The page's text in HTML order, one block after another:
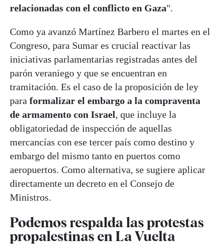
relacionadas con el conflicto en Gaza".
Como ya avanzó Martínez Barbero el martes en el
Congreso, para Sumar es crucial reactivar las
iniciativas parlamentarias registradas antes del
parón veraniego y que se encuentran en
tramitación. Es el caso de la proposición de ley
para formalizar el embargo a la compraventa
de armamento con Israel, que incluye la
obligatoriedad de inspección de aquellas
mercancías con ese tercer país como destino y
embargo del mismo tanto en puertos como
aeropuertos. Como alternativa, se sugiere aplicar
directamente un decreto en el Consejo de
Ministros.
Podemos respalda las protestas
propalestinas en La Vuelta